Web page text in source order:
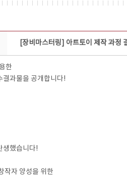
[장비마스터링] 아트토이 제작 과정
한
결과물을 공개합니다!
생했습니다!
작자 양성을 위한